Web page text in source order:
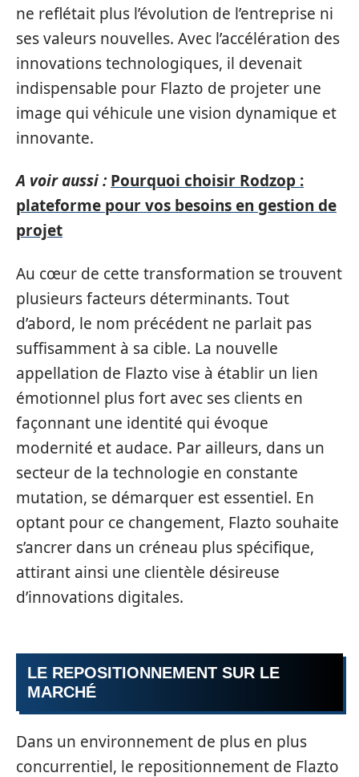
ne reflétait plus l’évolution de l’entreprise ni
ses valeurs nouvelles. Avec l’accélération des
innovations technologiques, il devenait
indispensable pour Flazto de projeter une
image qui véhicule une vision dynamique et
innovante.
A voir aussi : Pourquoi choisir Rodzop :
plateforme pour vos besoins en gestion de
projet
Au cœur de cette transformation se trouvent
plusieurs facteurs déterminants. Tout
d’abord, le nom précédent ne parlait pas
suffisamment à sa cible. La nouvelle
appellation de Flazto vise à établir un lien
émotionnel plus fort avec ses clients en
façonnant une identité qui évoque
modernité et audace. Par ailleurs, dans un
secteur de la technologie en constante
mutation, se démarquer est essentiel. En
optant pour ce changement, Flazto souhaite
s’ancrer dans un créneau plus spécifique,
attirant ainsi une clientèle désireuse
d’innovations digitales.
LE REPOSITIONNEMENT SUR LE
MARCHÉ
Dans un environnement de plus en plus
concurrentiel, le repositionnement de Flazto